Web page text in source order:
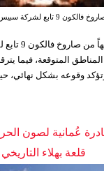
فالكون 9 تابع لشركة سبيس إكس
يُعتقد أن
المتوقعة، فيما
وقوعه بشكل نهائي،
عُمانية لصون
قلعة بهلاء التاريخي